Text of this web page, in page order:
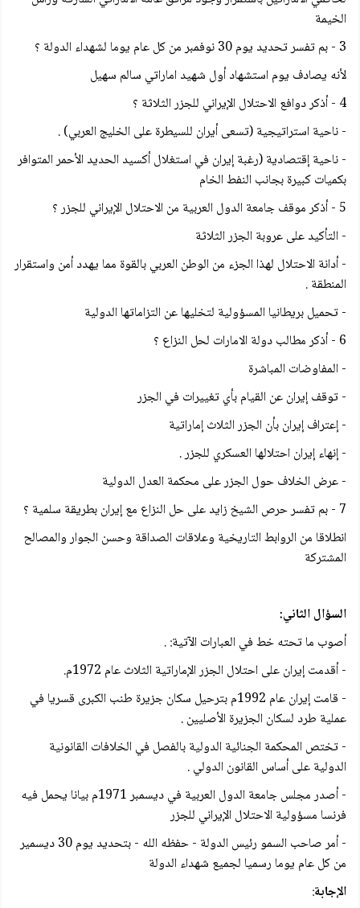
الخيمة
3 - بم تفسر تحديد يوم 30 نوفمبر من كل عام يوما لشهداء الدولة ؟
لأنه يصادف يوم استشهاد أول شهيد اماراتي سالم سهيل
4 - أذكر دوافع الاحتلال الإيراني للجزر الثلاثة ؟
- ناحية استراتيجية (تسعى أيران للسيطرة على الخليج العربي) .
- ناحية إقتصادية (رغبة إيران في استغلال أكسيد الحديد الأحمر المتوافر
بكميات كبيرة بجانب النفط الخام
5 - أذكر موقف جامعة الدول العربية من الاحتلال الإيراني للجزر ؟
- التأكيد على عروبة الجزر الثلاثة
- أدانة الاحتلال لهذا الجزء من الوطن العربي بالقوة مما يهدد أمن واستقرار
المنطقة .
- تحميل بريطانيا المسؤولية لتخليها عن التزاماتها الدولية
6 - أذكر مطالب دولة الامارات لحل النزاع ؟
- المفاوضات المباشرة
- توقف إيران عن القيام بأي تغييرات في الجزر
- إعتراف إيران بأن الجزر الثلاث إماراتية
- إنهاء إيران احتلالها العسكري للجزر .
- عرض الخلاف حول الجزر على محكمة العدل الدولية
7 - بم تفسر حرص الشيخ زايد على حل النزاع مع إيران بطريقة سلمية ؟
انطلاقا من الروابط التاريخية وعلاقات الصداقة وحسن الجوار والمصالح
المشتركة
السؤال الثاني:
أصوب ما تحته خط في العبارات الآتية: .
- أقدمت إيران على احتلال الجزر الإماراتية الثلاث عام 1972م.
- قامت إيران عام 1992م بترحيل سكان جزيرة طنب الكبرى قسريا في
عملية طرد لسكان الجزيرة الأصليين .
- تختص المحكمة الجنائية الدولية بالفصل في الخلافات القانونية
الدولية على أساس القانون الدولي .
- أصدر مجلس جامعة الدول العربية في ديسمبر 1971م بيانا يحمل فيه
فرنسا مسؤولية الاحتلال الإيراني للجزر
- أمر صاحب السمو رئيس الدولة - حفظه الله - بتحديد يوم 30 ديسمير
من كل عام يوما رسميا لجميع شهداء الدولة
الإجابة: